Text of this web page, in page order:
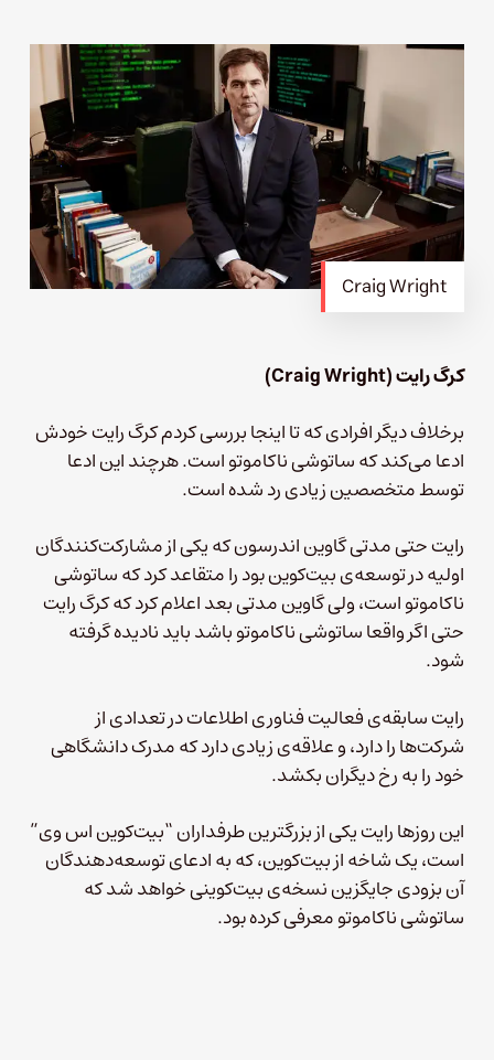
Craig Wright
کرگ رایت (Craig Wright)
برخلاف دیگر افرادی که تا اینجا بررسی کردم کرگ رایت خودش
ادعا می‌کند که ساتوشی ناکاموتو است. هرچند این ادعا
توسط متخصصین زیادی رد شده است.
رایت حتی مدتی گاوین اندرسون که یکی از مشارکت‌کنندگان
اولیه در توسعه‌ی بیت‌کوین بود را متقاعد کرد که ساتوشی
ناکاموتو است، ولی گاوین مدتی بعد اعلام کرد که کرگ رایت
حتی اگر واقعا ساتوشی ناکاموتو باشد باید نادیده گرفته
شود.
رایت سابقه‌ی فعالیت فناوری اطلاعات در تعدادی از
شرکت‌ها را دارد، و علاقه‌ی زیادی دارد که مدرک دانشگاهی
خود را به رخ دیگران بکشد.
این روزها رایت یکی از بزرگترین طرفداران “بیت‌کوین اس وی”
است، یک شاخه از بیت‌کوین، که به ادعای توسعه‌دهندگان
آن بزودی جایگزین نسخه‌ی بیت‌کوینی خواهد شد که
ساتوشی ناکاموتو معرفی کرده بود.